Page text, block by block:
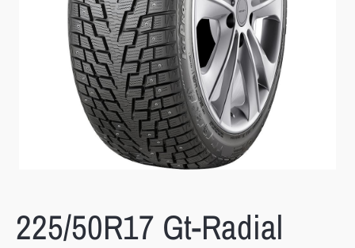
225/50R17 Gt-Radial